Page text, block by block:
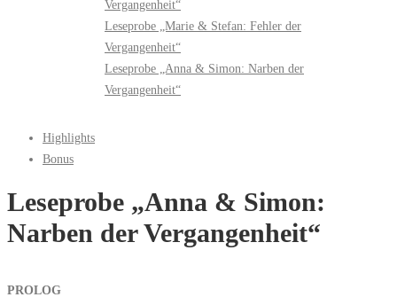
Vergangenheit“
Leseprobe „Marie & Stefan: Fehler der
Vergangenheit“
Leseprobe „Anna & Simon: Narben der
Vergangenheit“
Highlights
Bonus
Leseprobe „Anna & Simon:
Narben der Vergangenheit“
PROLOG